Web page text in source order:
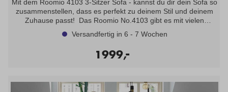
Mit dem Roomio 4103 3-Sitzer Sofa - kannst du dir dein Sofa so
zusammenstellen, dass es perfekt zu deinem Stil und deinem
Zuhause passt! Das Roomio No.4103 gibt es mit vielen
verschiedenen Bezugsstoffen in unterschiedlichen Haptiken
sowie in zahlreichen hellen und dunklen Farbtönen. Als Zubehör
die optimal mit deinem neuen Lieblingssofa
beweist einmal mehr, dass er ein zeitloser Klassiker ist! Dank
Versandfertig in 6 - 7 Wochen
1999,
-